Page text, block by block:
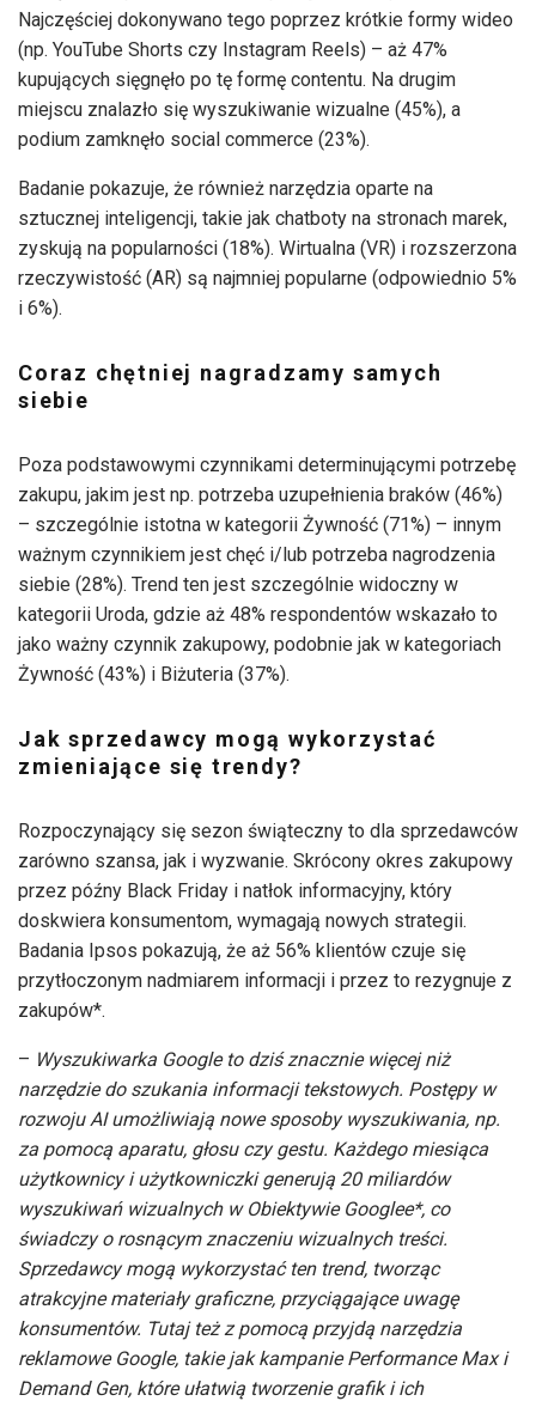
Najczęściej dokonywano tego poprzez krótkie formy wideo
(np. YouTube Shorts czy Instagram Reels) – aż 47%
kupujących sięgnęło po tę formę contentu. Na drugim
miejscu znalazło się wyszukiwanie wizualne (45%), a
podium zamknęło social commerce (23%).
Badanie pokazuje, że również narzędzia oparte na
sztucznej inteligencji, takie jak chatboty na stronach marek,
zyskują na popularności (18%). Wirtualna (VR) i rozszerzona
rzeczywistość (AR) są najmniej popularne (odpowiednio 5%
i 6%).
Coraz chętniej nagradzamy samych
siebie
Poza podstawowymi czynnikami determinującymi potrzebę
zakupu, jakim jest np. potrzeba uzupełnienia braków (46%)
– szczególnie istotna w kategorii Żywność (71%) – innym
ważnym czynnikiem jest chęć i/lub potrzeba nagrodzenia
siebie (28%). Trend ten jest szczególnie widoczny w
kategorii Uroda, gdzie aż 48% respondentów wskazało to
jako ważny czynnik zakupowy, podobnie jak w kategoriach
Żywność (43%) i Biżuteria (37%).
Jak sprzedawcy mogą wykorzystać
zmieniające się trendy?
Rozpoczynający się sezon świąteczny to dla sprzedawców
zarówno szansa, jak i wyzwanie. Skrócony okres zakupowy
przez późny Black Friday i natłok informacyjny, który
doskwiera konsumentom, wymagają nowych strategii.
Badania Ipsos pokazują, że aż 56% klientów czuje się
przytłoczonym nadmiarem informacji i przez to rezygnuje z
zakupów*.
– Wyszukiwarka Google to dziś znacznie więcej niż
narzędzie do szukania informacji tekstowych. Postępy w
rozwoju AI umożliwiają nowe sposoby wyszukiwania, np.
za pomocą aparatu, głosu czy gestu. Każdego miesiąca
użytkownicy i użytkowniczki generują 20 miliardów
wyszukiwań wizualnych w Obiektywie Googlee*, co
świadczy o rosnącym znaczeniu wizualnych treści.
Sprzedawcy mogą wykorzystać ten trend, tworząc
atrakcyjne materiały graficzne, przyciągające uwagę
konsumentów. Tutaj też z pomocą przyjdą narzędzia
reklamowe Google, takie jak kampanie Performance Max i
Demand Gen, które ułatwią tworzenie grafik i ich